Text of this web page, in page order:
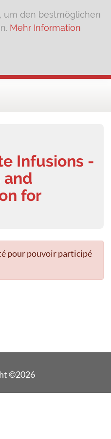
um den bestmöglichen
Mehr Information
Infusions -
and
for
pour pouvoir participé
©2026